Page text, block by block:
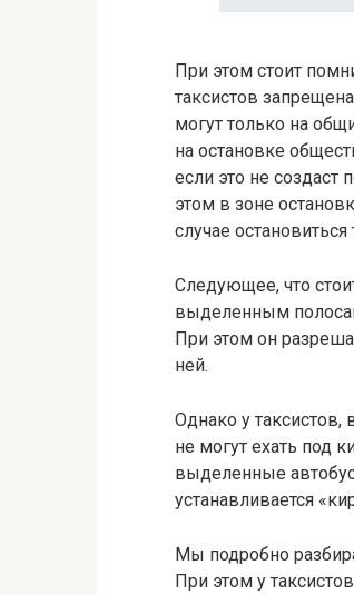
При этом стоит
таксистов
могут только на
на остановке
если это не
этом в зоне
случае
Следующее, что
выделенным
При этом он
ней.
Однако у таксистов,
не могут ехать под
выделенные
устанавливается
Мы подробно
При этом у